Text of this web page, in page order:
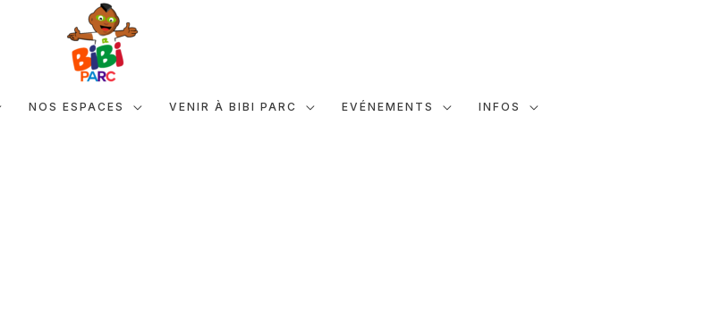
NOS ESPACES VENIR À BIBI PARC EVÉNEMENTS INFOS